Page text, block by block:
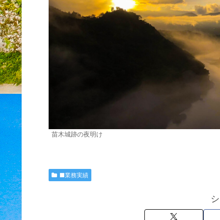
苗木城跡の夜明け
■業務実績